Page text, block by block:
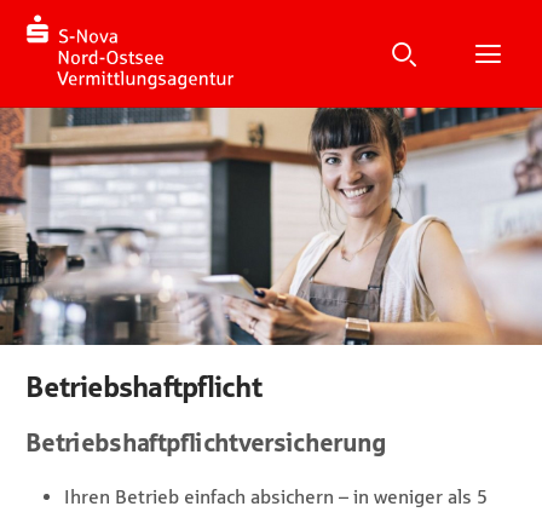
Suche
Suche
Betriebshaftpflicht
Betriebshaftpflichtversicherung
Ihren Betrieb einfach absichern – in weniger als 5